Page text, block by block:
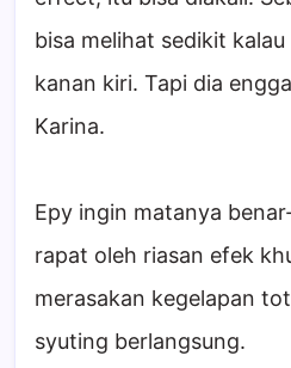
bisa melihat sedikit
kanan kiri. Tapi dia
Karina.
Epy ingin matanya
rapat oleh riasan efek
merasakan kegelapan
syuting berlangsung.